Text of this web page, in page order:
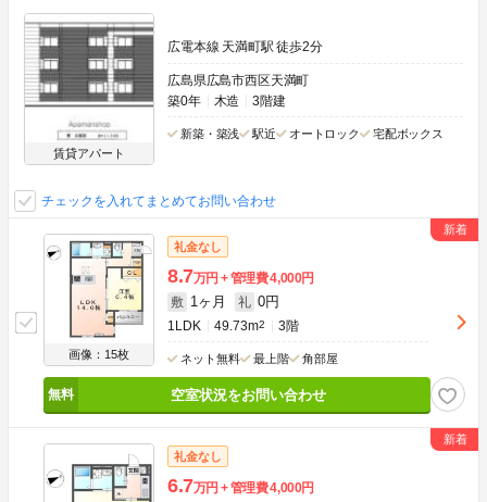
賃貸アパート
広電本線 天満町駅 徒歩2分
広島県広島市西区天満町
築0年
木造 3階建
新築・築浅 駅近 オートロック 宅配ボックス
チェックを入れてまとめてお問い合わせ
画像：15枚
礼金なし
8.7万円 管理費4,000円
敷 1ヶ月 礼 0円
1LDK 49.73m2 3階
ネット無料 最上階 角部屋
空室状況をお問い合わせ
礼金なし
6.7万円 管理費4,000円